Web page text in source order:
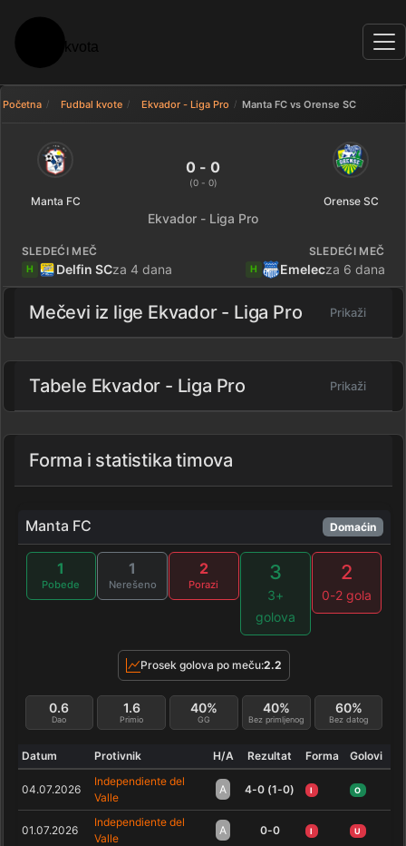
Početna Fudbal kvote Ekvador - Liga Pro Manta FC vs Orense SC
Manta FC 0 - 0 Orense SC —
Manta FC
0 - 0
(0 - 0)
Orense SC
Ekvador - Liga Pro
SLEDEĆI MEČ
H Delfin SCza 4 dana
SLEDEĆI MEČ
H Emelecza 6 dana
Mečevi iz lige Ekvador - Liga Pro Prikaži
Tabele Ekvador - Liga Pro Prikaži
Forma i statistika timova
Manta FC Domaćin
1
Pobede
1
Nerešeno
2
Porazi
3
3+
golova
2
0-2 gola
Prosek golova po meču:2.2
Dao
0.6
Primio
1.6
GG
40%
Bez primljenog
40%
Bez datog
60%
Datum Protivnik H/A Rezultat Forma Golovi
04.07.2026
Independiente del
Valle
A 4-0 (1-0) I O
01.07.2026
Independiente del
Valle
A 0-0 I U